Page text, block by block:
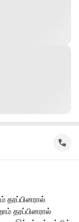
தரப்பினரால்